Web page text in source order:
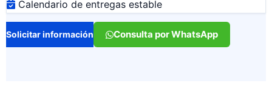
Calendario de entregas estable
Solicitar información Consulta por WhatsApp